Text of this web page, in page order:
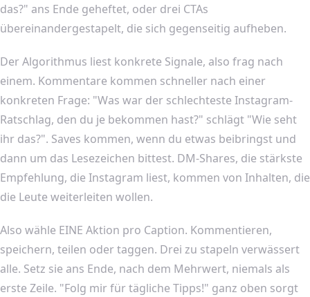
das?" ans Ende geheftet, oder drei CTAs
übereinandergestapelt, die sich gegenseitig aufheben.
Der Algorithmus liest konkrete Signale, also frag nach
einem. Kommentare kommen schneller nach einer
konkreten Frage: "Was war der schlechteste Instagram-
Ratschlag, den du je bekommen hast?" schlägt "Wie seht
ihr das?". Saves kommen, wenn du etwas beibringst und
dann um das Lesezeichen bittest. DM-Shares, die stärkste
Empfehlung, die Instagram liest, kommen von Inhalten, die
die Leute weiterleiten wollen.
Also wähle EINE Aktion pro Caption. Kommentieren,
speichern, teilen oder taggen. Drei zu stapeln verwässert
alle. Setz sie ans Ende, nach dem Mehrwert, niemals als
erste Zeile. "Folg mir für tägliche Tipps!" ganz oben sorgt